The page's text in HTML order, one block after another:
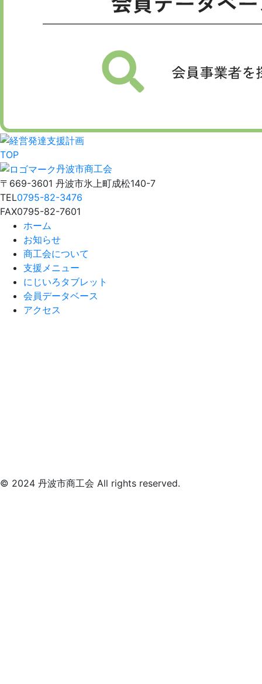
TOP
丹波市商工会
〒669-3601 丹波市氷上町成松140-7
TEL0795-82-3476
FAX0795-82-7601
ホーム
お知らせ
商工会について
支援メニュー
にじいろタブレット
会員データベース
アクセス
© 2024 丹波市商工会 All rights reserved.